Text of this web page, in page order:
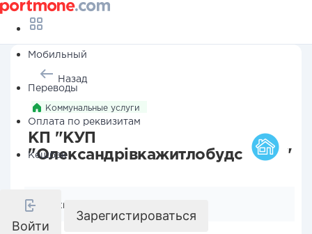
Мобильный
Переводы
Оплата по реквизитам
Кешбэк
Войти
Зарегистироваться
Назад
Коммунальные услуги
КП "КУП
"Олександрівкажитлобудсервіс"
Реквизиты компании